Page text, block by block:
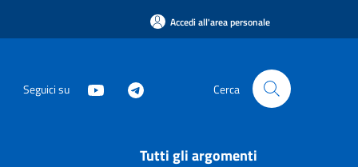
Accedi all'area personale
Seguici su Cerca
Tutti gli argomenti